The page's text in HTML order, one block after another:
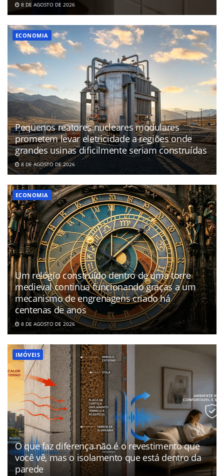
8 DE AGOSTO DE 2026
ECONOMIA
Pequenos reatores nucleares modulares
prometem levar eletricidade a regiões onde
grandes usinas dificilmente seriam construídas
8 DE AGOSTO DE 2026
ECONOMIA
Um relógio construído dentro de uma torre
medieval continua funcionando graças a um
mecanismo de engrenagens criado há
centenas de anos
8 DE AGOSTO DE 2026
IMÓVEIS
O que faz diferença não é o revestimento que
você vê, mas o isolamento que está dentro da
parede